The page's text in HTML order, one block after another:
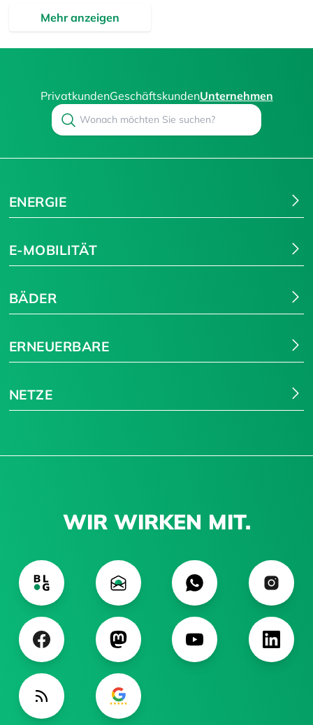
Mehr anzeigen
PrivatkundenGeschäftskundenUnternehmen
Search
ENERGIE
E-MOBILITÄT
BÄDER
ERNEUERBARE
NETZE
WIR WIRKEN MIT.